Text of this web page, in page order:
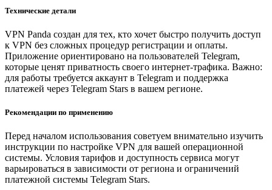
Технические детали
VPN Panda создан для тех, кто хочет быстро получить доступ
к VPN без сложных процедур регистрации и оплаты.
Приложение ориентировано на пользователей Telegram,
которые ценят приватность своего интернет-трафика. Важно:
для работы требуется аккаунт в Telegram и поддержка
платежей через Telegram Stars в вашем регионе.
Рекомендации по применению
Перед началом использования советуем внимательно изучить
инструкции по настройке VPN для вашей операционной
системы. Условия тарифов и доступность сервиса могут
варьироваться в зависимости от региона и ограничений
платежной системы Telegram Stars.